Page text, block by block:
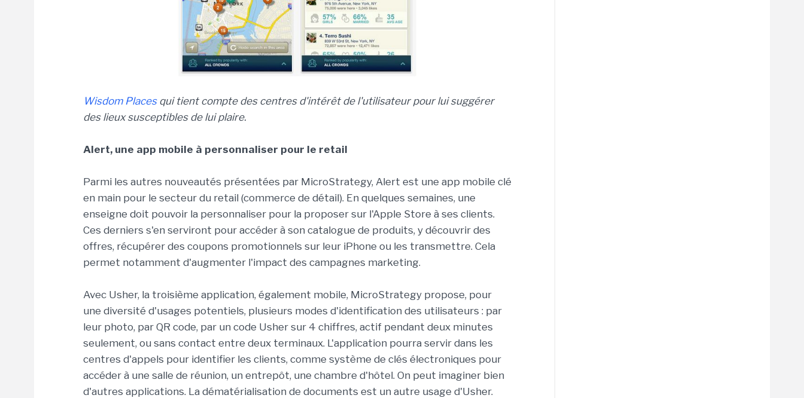
Wisdom Placesqui tient compte des centres d'intérêt de l'utilisateur pour lui suggérer
des lieux susceptibles de lui plaire.
Alert, une app mobile à personnaliser pour le retail
Parmi les autres nouveautés présentées par MicroStrategy, Alert est une app mobile clé
en main pour le secteur du retail (commerce de détail). En quelques semaines, une
enseigne doit pouvoir la personnaliser pour la proposer sur l'Apple Store à ses clients.
Ces derniers s'en serviront pour accéder à son catalogue de produits, y découvrir des
offres, récupérer des coupons promotionnels sur leur iPhone ou les transmettre. Cela
permet notamment d'augmenter l'impact des campagnes marketing.
Avec Usher, la troisième application, également mobile, MicroStrategy propose, pour
une diversité d'usages potentiels, plusieurs modes d'identification des utilisateurs : par
leur photo, par QR code, par un code Usher sur 4 chiffres, actif pendant deux minutes
seulement, ou sans contact entre deux terminaux. L'application pourra servir dans les
centres d'appels pour identifier les clients, comme système de clés électroniques pour
accéder à une salle de réunion, un entrepôt, une chambre d'hôtel. On peut imaginer bien
d'autres applications. La dématérialisation de documents est un autre usage d'Usher.